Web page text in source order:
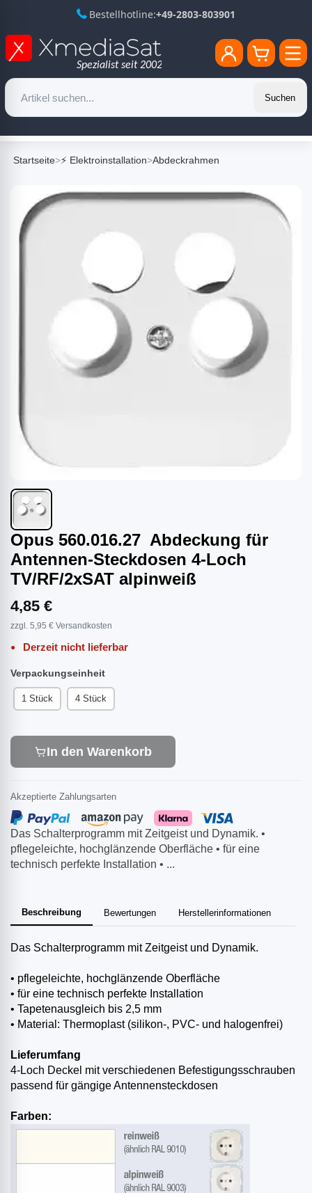
Bestellhotline:+49-2803-803901
Suchen
Startseite>⚡ Elektroinstallation>Abdeckrahmen
Opus 560.016.27 Abdeckung für
Antennen-Steckdosen 4-Loch
TV/RF/2xSAT alpinweiß
Das Schalterprogramm mit Zeitgeist und Dynamik. •
pflegeleichte, hochglänzende Oberfläche • für eine
technisch perfekte Installation • ...
Beschreibung Bewertungen Herstellerinformationen
Das Schalterprogramm mit Zeitgeist und Dynamik.
• pflegeleichte, hochglänzende Oberfläche
• für eine technisch perfekte Installation
• Tapetenausgleich bis 2,5 mm
• Material: Thermoplast (silikon-, PVC- und halogenfrei)
Lieferumfang
4-Loch Deckel mit verschiedenen Befestigungsschrauben
passend für gängige Antennensteckdosen
Farben:
4,85 €
zzgl. 5,95 € Versandkosten
Derzeit nicht lieferbar
Verpackungseinheit
1 Stück 4 Stück
In den Warenkorb
Akzeptierte Zahlungsarten